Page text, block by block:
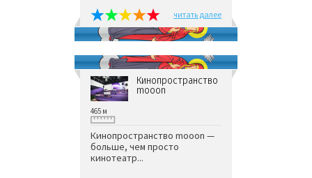
читать далее
Кинопространство
mooon
465 м
Кинопространство mooon —
больше, чем просто
кинотеатр...